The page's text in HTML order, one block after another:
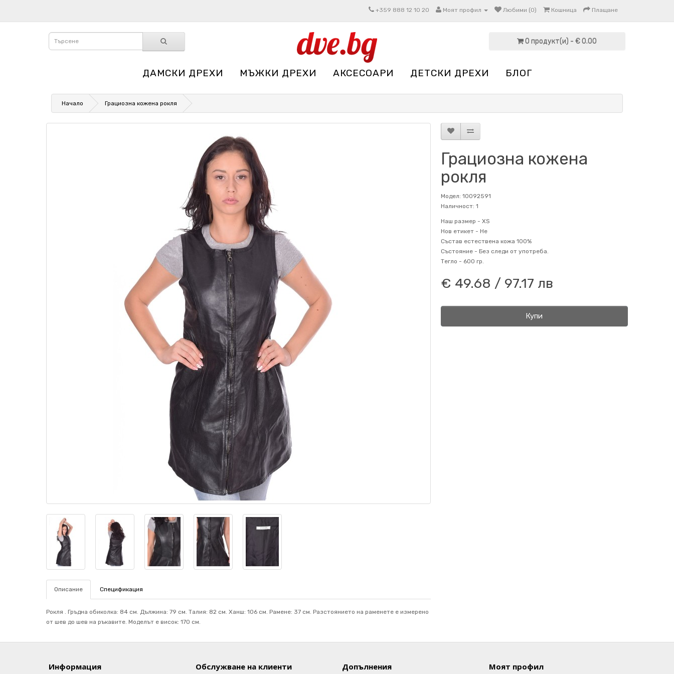
+359 888 12 10 20 Моят профил Любими (0) Кошница Плащане
0 продукт(и) - € 0.00
ДАМСКИ ДРЕХИ МЪЖКИ ДРЕХИ АКСЕСОАРИ ДЕТСКИ ДРЕХИ БЛОГ
Начало Грациозна кожена рокля
Описание Спецификация
Рокля . Гръдна обиколка: 84 см. Дължина: 79 см. Талия: 82 см. Ханш: 106 см. Рамене: 37 см. Разстоянието на раменете е измерено
от шев до шев на ръкавите. Mоделът е висок: 170 см.
Грациозна кожена
рокля
Модел: 10092591
Наличност: 1
Наш размер - XS
Нов етикет - Не
Състав естествена кожа 100%
Състояние - Без следи от употреба.
Тегло - 600 гр.
€ 49.68 / 97.17 лв
Купи
Информация Обслужване на клиенти Допълнения Моят профил